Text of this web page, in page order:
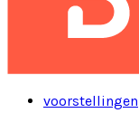
voorstellingen